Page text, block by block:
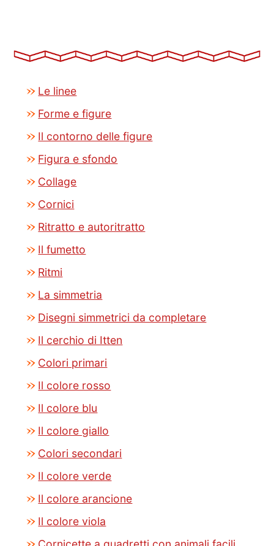
Le linee
Forme e figure
Il contorno delle figure
Figura e sfondo
Collage
Cornici
Ritratto e autoritratto
Il fumetto
Ritmi
La simmetria
Disegni simmetrici da completare
Il cerchio di Itten
Colori primari
Il colore rosso
Il colore blu
Il colore giallo
Colori secondari
Il colore verde
Il colore arancione
Il colore viola